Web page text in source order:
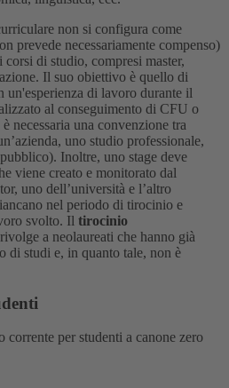
non si configura come
prevede necessariamente compenso)
di studio, compresi master,
Il suo obiettivo è quello di
un'esperienza di lavoro durante il
al conseguimento di CFU o
necessaria una convenzione tra
uno studio professionale,
Inoltre, uno stage deve
viene creato e monitorato dal
uno dell’università e l’altro
nel periodo di tirocinio e
svolto. Il tirocinio
a neolaureati che hanno già
di studi e, in quanto tale, non è
per studenti a canone zero